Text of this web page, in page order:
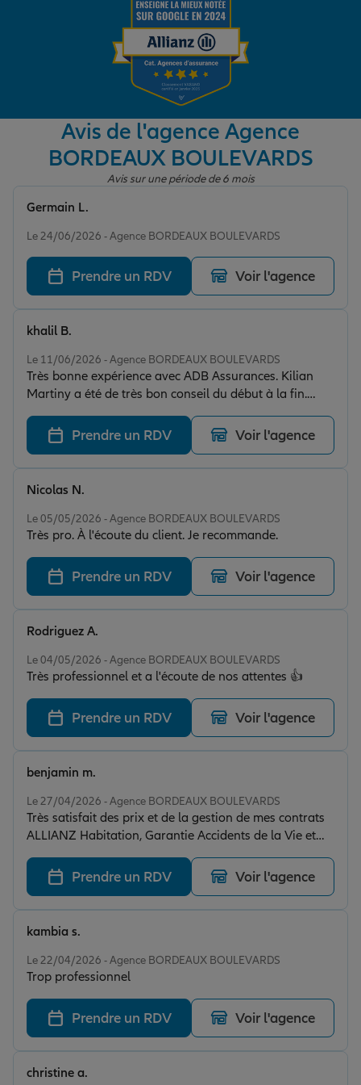
Garantie des accidents de la vie
Protection juridique
Retraite
Tous nos devis d'assurance
Avis de l'agence Agence
BORDEAUX BOULEVARDS
Avis sur une période de 6 mois
Le 24/06/2026 - Agence BORDEAUX BOULEVARDS
Germain L.
Prendre un RDV Voir l'agence
Le 11/06/2026 - Agence BORDEAUX BOULEVARDS
Très bonne expérience avec ADB Assurances. Kilian
Martiny a été de très bon conseil du début à la fin.
Réponses rapides, suivi impeccable et tarifs
intéressants. Je recommande les yeux fermés
khalil B.
Prendre un RDV Voir l'agence
Le 05/05/2026 - Agence BORDEAUX BOULEVARDS
Très pro. À l'écoute du client. Je recommande.
Nicolas N.
Prendre un RDV Voir l'agence
Le 04/05/2026 - Agence BORDEAUX BOULEVARDS
Très professionnel et a l'écoute de nos attentes 👍
Rodriguez A.
Prendre un RDV Voir l'agence
Le 27/04/2026 - Agence BORDEAUX BOULEVARDS
Très satisfait des prix et de la gestion de mes contrats
ALLIANZ Habitation, Garantie Accidents de la Vie et
Protection Juridique. Le suivi de sinistre en agence est
vraiment rassurant ! Je recommande vivement AdB
ASSURANCES !
benjamin m.
Prendre un RDV Voir l'agence
Le 22/04/2026 - Agence BORDEAUX BOULEVARDS
Trop professionnel
kambia s.
Prendre un RDV Voir l'agence
christine a.